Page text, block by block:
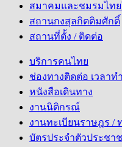
สมาคมและชมรมไทย
สถานกงสุลกิตติมศักดิ์
สถานที่ตั้ง / ติดต่อ
บริการคนไทย
ช่องทางติดต่อ เวลาท
หนังสือเดินทาง
งานนิติกรณ์
งานทะเบียนราษฎร /
บัตรประจำตัวประชา